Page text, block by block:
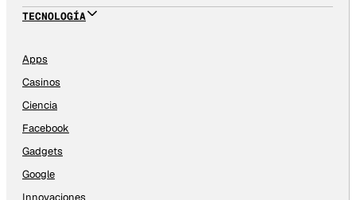
TECNOLOGÍA
Apps
Casinos
Ciencia
Facebook
Gadgets
Google